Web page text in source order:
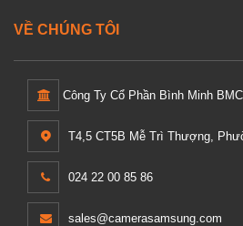
VỀ CHÚNG TÔI
Công Ty Cổ Phần Bình Minh BMC
T4,5 CT5B Mễ Trì Thượng,
024 22 00 85 86
sales@camerasamsung.com